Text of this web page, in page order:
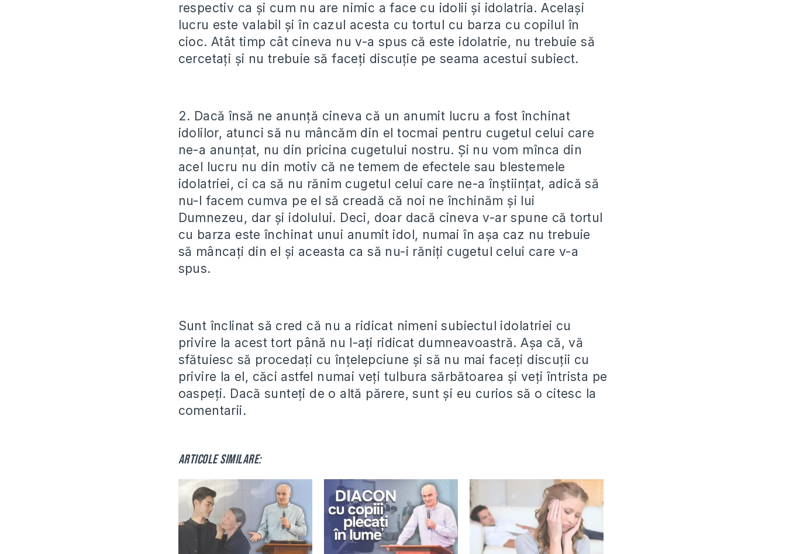
respectiv ca și cum nu are nimic a face cu idolii și idolatria. Același
lucru este valabil și în cazul acesta cu tortul cu barza cu copilul în
cioc. Atât timp cât cineva nu v-a spus că este idolatrie, nu trebuie să
cercetați și nu trebuie să faceți discuție pe seama acestui subiect.
2. Dacă însă ne anunță cineva că un anumit lucru a fost închinat
idolilor, atunci să nu mâncăm din el tocmai pentru cugetul celui care
ne-a anunțat, nu din pricina cugetului nostru. Și nu vom mînca din
acel lucru nu din motiv că ne temem de efectele sau blestemele
idolatriei, ci ca să nu rănim cugetul celui care ne-a înștiințat, adică să
nu-l facem cumva pe el să creadă că noi ne închinăm și lui
Dumnezeu, dar și idolului. Deci, doar dacă cineva v-ar spune că tortul
cu barza este închinat unui anumit idol, numai în așa caz nu trebuie
să mâncați din el și aceasta ca să nu-i răniți cugetul celui care v-a
spus.
Sunt înclinat să cred că nu a ridicat nimeni subiectul idolatriei cu
privire la acest tort până nu l-ați ridicat dumneavoastră. Așa că, vă
sfătuiesc să procedați cu înțelepciune și să nu mai faceți discuții cu
privire la el, căci astfel numai veți tulbura sărbătoarea și veți întrista pe
oaspeți. Dacă sunteți de o altă părere, sunt și eu curios să o citesc la
comentarii.
Articole similare: